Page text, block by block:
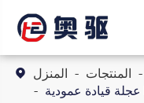
 المنزل المنتجات